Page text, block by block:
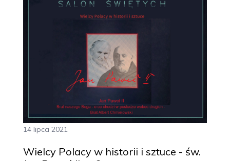
14 lipca 2021
Wielcy Polacy w historii i sztuce - św.